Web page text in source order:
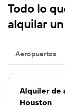
Todo lo
alquilar
Aeropuertos
Alquiler de
Houston